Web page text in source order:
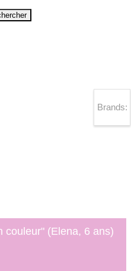
couleur" (Elena, 6 ans)
Brands: